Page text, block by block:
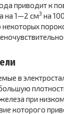
приводит к
на 1—2 см3 на
в
при
которого